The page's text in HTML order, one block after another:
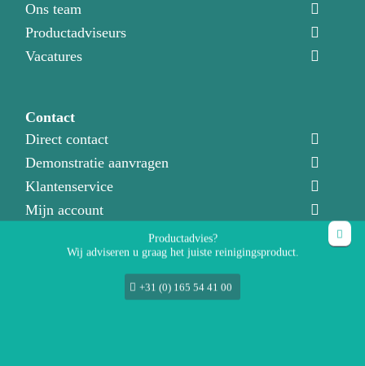
Ons team
Productadviseurs
Vacatures
Contact
Direct contact
Demonstratie aanvragen
Klantenservice
Mijn account
MegaCleaning Products bv
Productadvies?
Wij adviseren u graag het juiste reinigingsproduct.
+31 (0) 165 54 41 00